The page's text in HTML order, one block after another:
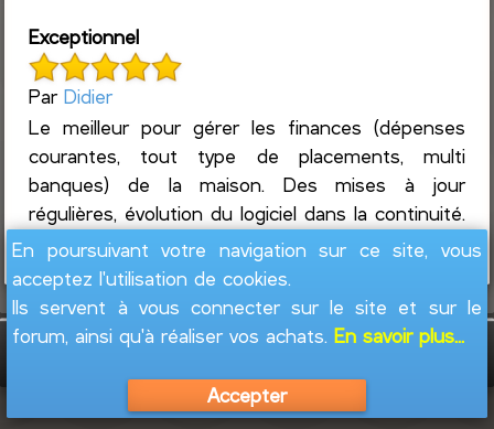
Exceptionnel
ParDidier
Le meilleur pour gérer les finances (dépenses
courantes, tout type de placements, multi
banques) de la maison. Des mises à jour
régulières, évolution du logiciel dans la continuité.
Un suivi ultra réac...Lire la suite
En poursuivant votre navigation sur ce site, vous
acceptez l'utilisation de cookies.
Ils servent à vous connecter sur le site et sur le
forum, ainsi qu'à réaliser vos achats.En savoir plus...
Accepter
GesFine - Copyright © 2008 - 2026Jacques